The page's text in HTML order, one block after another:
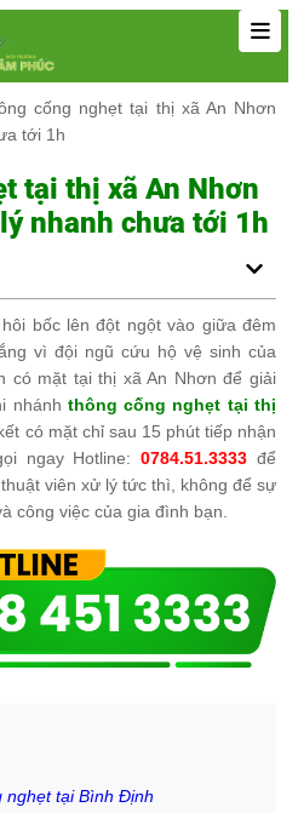
cống nghẹt tại thị xã An Nhơn
tới 1h
tại thị xã An Nhơn
nhanh chưa tới 1h
bốc lên đột ngột vào giữa đêm
vì đội ngũ cứu hộ vệ sinh của
có mặt tại thị xã An Nhơn để giải
nhánh thông cống nghẹt tại thị
có mặt chỉ sau 15 phút tiếp nhận
ngay Hotline:0784.51.3333 để
viên xử lý tức thì, không để sự
công việc của gia đình bạn.
nghẹt tại Bình Định